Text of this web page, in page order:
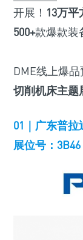
开展！ 13万平
500+款爆款装
DME线上爆
切削机床主题
01｜广东普
展位号：3B46